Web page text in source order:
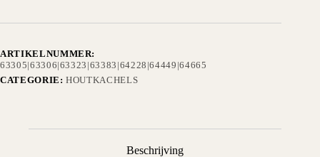
ARTIKELNUMMER:
63305|63306|63323|63383|64228|64449|64665
CATEGORIE:HOUTKACHELS
Beschrijving